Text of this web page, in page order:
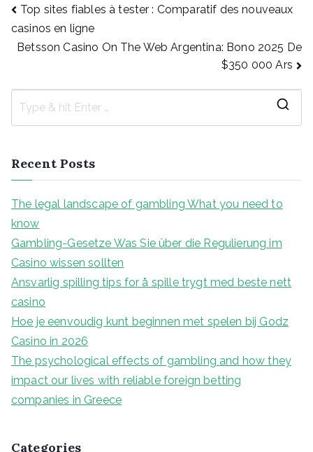
Post
Top sites fiables à tester : Comparatif des nouveaux
casinos en ligne
Betsson Casino On The Web Argentina: Bono 2025 De
$350 000 Ars
Recent Posts
The legal landscape of gambling What you need to
know
Gambling-Gesetze Was Sie über die Regulierung im
Casino wissen sollten
Ansvarlig spilling tips for å spille trygt med beste nett
casino
Hoe je eenvoudig kunt beginnen met spelen bij Godz
Casino in 2026
The psychological effects of gambling and how they
impact our lives with reliable foreign betting
companies in Greece
Categories